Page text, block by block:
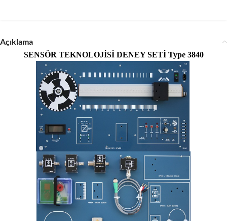
Açıklama
SENSÖR TEKNOLOJİSİ DENEY SETİ Type 3840